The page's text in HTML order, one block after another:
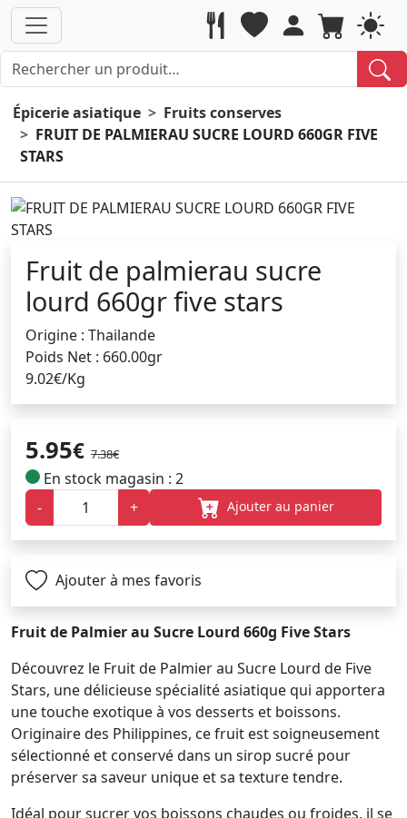
Épicerie asiatique
Fruits conserves
FRUIT DE PALMIERAU SUCRE LOURD 660GR FIVE
STARS
Fruit de palmierau sucre
lourd 660gr five stars
Origine : Thailande
Poids Net : 660.00gr
9.02€/Kg
5.95€ 7.38€
En stock magasin : 2
-
+ Ajouter au panier
Ajouter à mes favoris
Fruit de Palmier au Sucre Lourd 660g Five Stars
Découvrez le Fruit de Palmier au Sucre Lourd de Five
Stars, une délicieuse spécialité asiatique qui apportera
une touche exotique à vos desserts et boissons.
Originaire des Philippines, ce fruit est soigneusement
sélectionné et conservé dans un sirop sucré pour
préserver sa saveur unique et sa texture tendre.
Idéal pour sucrer vos boissons chaudes ou froides, il se